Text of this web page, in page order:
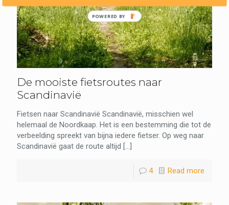
De mooiste fietsroutes naar
Scandinavië
Fietsen naar Scandinavië Scandinavië, misschien wel
helemaal de Noordkaap. Het is een bestemming die tot de
verbeelding spreekt van bijna iedere fietser. Op weg naar
Scandinavië gaat de route altijd […]
4 Read more
POWERED BY